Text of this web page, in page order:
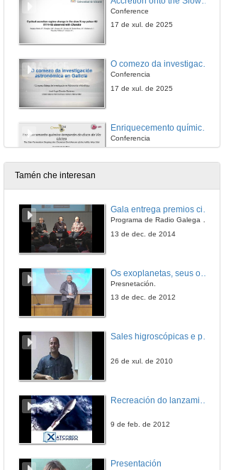
Conference
17 de xul. de 2025
O comezo da investigación astronómica en Galicia
Conferencia
17 de xul. de 2025
Conferencia
Historia da formación estelar da Vía Láctea a través dos cúmulos globulares
17 de xul. de 2025
17 de xul. de 2025
17 de xul. de 2025
17 de xul. de 2025
Tamén che interesan
Gala entrega premios ciencia que conta 2014. Fundación Barrié
Programa de Radio Galega "Efervescencia"
13 de dec. de 2014
Presnetación.
13 de dec. de 2012
Sales higroscópicas e posibilidade de vida en Marte
26 de xul. de 2010
9 de feb. de 2012
Presentación